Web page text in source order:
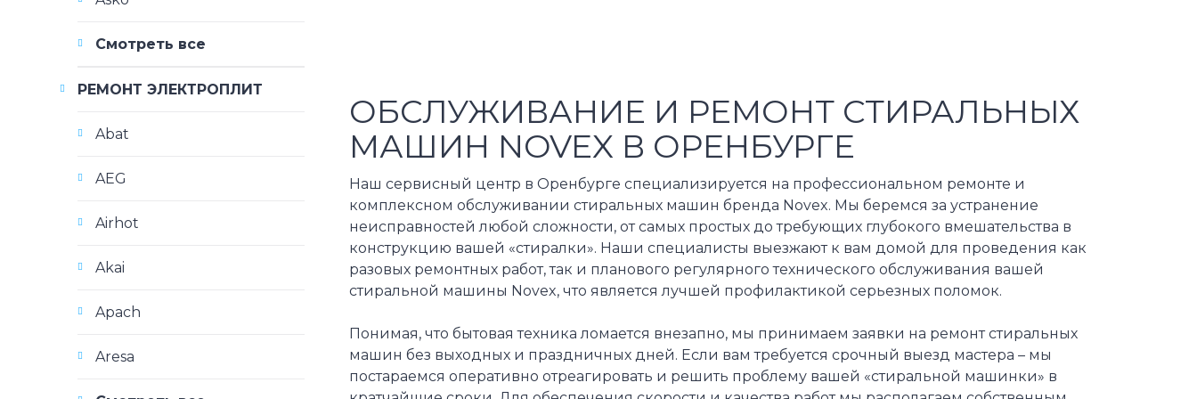
ОБСЛУЖИВАНИЕ И РЕМОНТ СТИРАЛЬНЫХ
МАШИН NOVEX В ОРЕНБУРГЕ
Наш сервисный центр в Оренбурге специализируется на профессиональном ремонте и
комплексном обслуживании стиральных машин бренда Novex. Мы беремся за устранение
неисправностей любой сложности, от самых простых до требующих глубокого вмешательства в
конструкцию вашей «стиралки». Наши специалисты выезжают к вам домой для проведения как
разовых ремонтных работ, так и планового регулярного технического обслуживания вашей
стиральной машины Novex, что является лучшей профилактикой серьезных поломок.
Понимая, что бытовая техника ломается внезапно, мы принимаем заявки на ремонт стиральных
машин без выходных и праздничных дней. Если вам требуется срочный выезд мастера – мы
постараемся оперативно отреагировать и решить проблему вашей «стиральной машинки» в
Смотреть все
РЕМОНТ ЭЛЕКТРОПЛИТ
Abat
AEG
Airhot
Akai
Apach
Aresa